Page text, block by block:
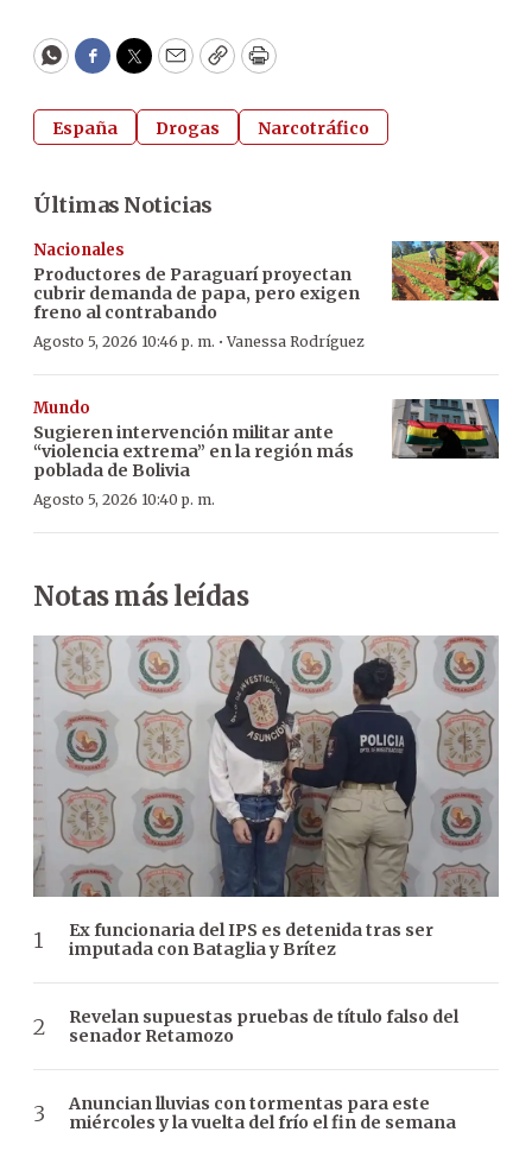
WhatsApp
Facebook
Twitter
EmailCopyPrint
España Drogas Narcotráfico
Últimas Noticias
Nacionales
Productores de Paraguarí proyectan
cubrir demanda de papa, pero exigen
freno al contrabando
Agosto 5, 2026 10:46 p. m. ·Vanessa Rodríguez
Mundo
Sugieren intervención militar ante
“violencia extrema” en la región más
poblada de Bolivia
Agosto 5, 2026 10:40 p. m.
Notas más leídas
Ex funcionaria del IPS es detenida tras ser
imputada con Bataglia y Brítez
Revelan supuestas pruebas de título falso del
senador Retamozo
Anuncian lluvias con tormentas para este
miércoles y la vuelta del frío el fin de semana